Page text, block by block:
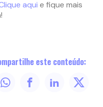
aqui e fique mais
este conteúdo: